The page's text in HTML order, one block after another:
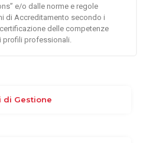
e/o dalle norme e regole
di Accreditamento secondo i
delle competenze
profili professionali.
di Gestione